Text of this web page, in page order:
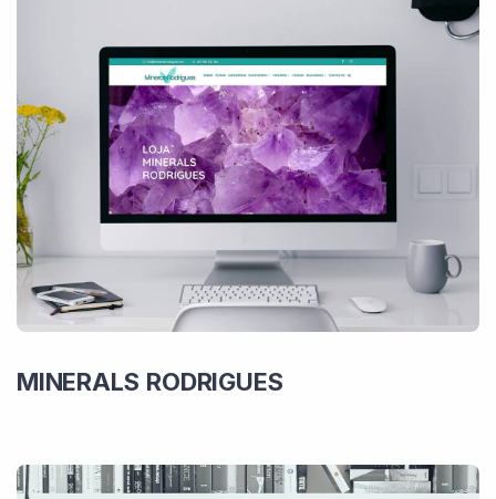
MINERALS RODRIGUES